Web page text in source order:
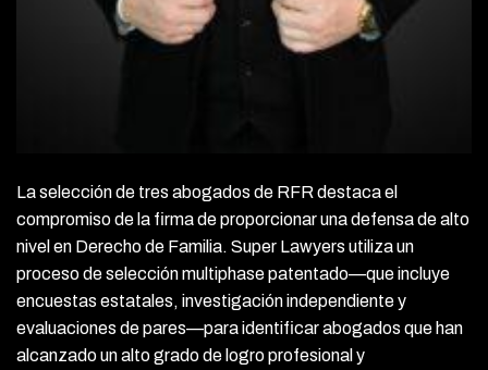
La selección de tres abogados de RFR destaca el
compromiso de la firma de proporcionar una defensa de alto
nivel en Derecho de Familia. Super Lawyers utiliza un
proceso de selección multiphase patentado—que incluye
encuestas estatales, investigación independiente y
evaluaciones de pares—para identificar abogados que han
alcanzado un alto grado de logro profesional y